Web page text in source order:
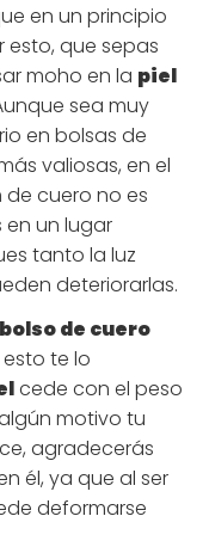
en un principio
que sepas
moho en la piel
sea muy
en bolsas de
valiosas, en el
cuero no es
un lugar
tanto la luz
deteriorarlas.
de cuero
te lo
cede con el peso
motivo tu
agradecerás
él, ya que al ser
deformarse